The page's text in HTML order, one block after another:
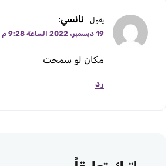
يقول نانسي:
19 ديسمبر، 2022 الساعة 9:28 م
مكان لو سمحت
رد